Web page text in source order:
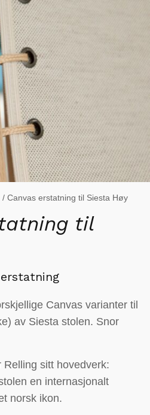
/ Canvas erstatning til Siesta Høy
til
Canvas varianter til
av Siesta stolen. Snor
sitt hovedverk:
en internasjonalt
norsk ikon.